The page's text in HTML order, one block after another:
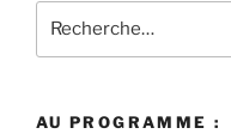
pour
AU PROGRAMME :